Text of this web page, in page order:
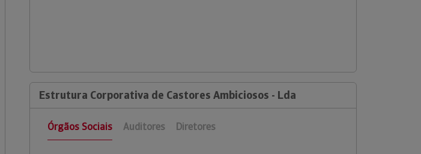
Estrutura Corporativa de Castores Ambiciosos - Lda
Órgãos Sociais Auditores Diretores